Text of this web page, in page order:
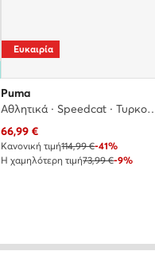
Ευκαιρία
Puma
Αθλητικά ·
Τρέχουσα τιμή
66,99 €
Κανονική τιμή114,99 €-41%
Η χαμηλότερη τιμή73,99 €-9%